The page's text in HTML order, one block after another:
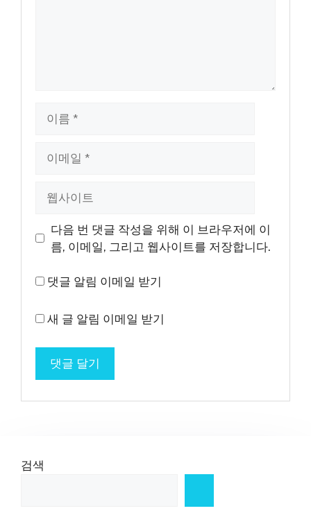
트
다음 번 댓글 작성을 위해 이 브라우저에 이
름, 이메일, 그리고 웹사이트를 저장합니다.
댓글 알림 이메일 받기
새 글 알림 이메일 받기
검색